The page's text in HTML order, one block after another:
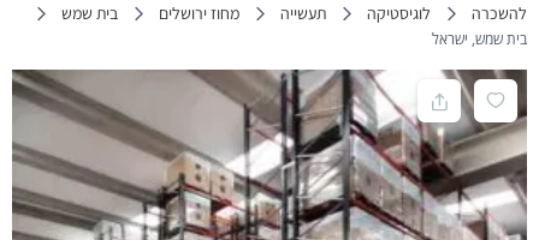
להשכרה לוגיסטיקה תעשייה מחוז ירושלים בית שמש
בית שמש, ישראל